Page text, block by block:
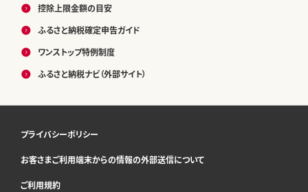
控除上限金額の目安
ふるさと納税確定申告ガイド
ワンストップ特例制度
ふるさと納税ナビ（外部サイト）
プライバシーポリシー
お客さまご利用端末からの情報の外部送信について
ご利用規約